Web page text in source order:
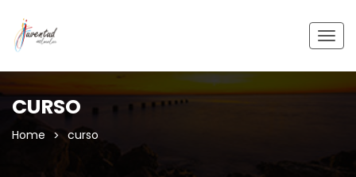
CURSO
Home curso